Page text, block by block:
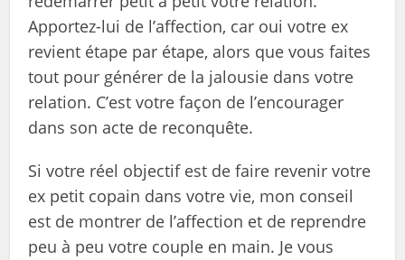
Apportez-lui de l’affection, car oui votre ex
revient étape par étape, alors que vous faites
tout pour générer de la jalousie dans votre
relation. C’est votre façon de l’encourager
dans son acte de reconquête.
Si votre réel objectif est de faire revenir votre
ex petit copain dans votre vie, mon conseil
est de montrer de l’affection et de reprendre
peu à peu votre couple en main. Je vous